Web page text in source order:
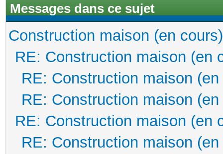
Messages dans ce sujet
Construction maison (en cours)
RE: Construction maison (en
RE: Construction maison
RE: Construction maison
RE: Construction maison (en
RE: Construction maison